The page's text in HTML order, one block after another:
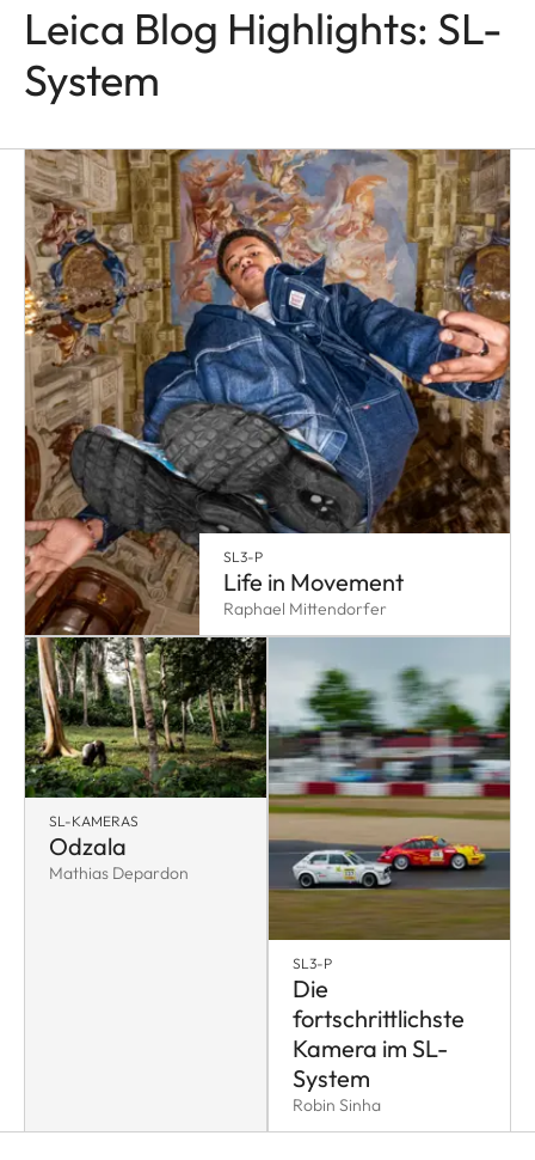
Leica Blog Highlights: SL-
System
SL3-P
Life in Movement
Raphael Mittendorfer
SL-KAMERAS
Odzala
Mathias Depardon
SL3-P
Die
fortschrittlichste
Kamera im SL-
System
Robin Sinha